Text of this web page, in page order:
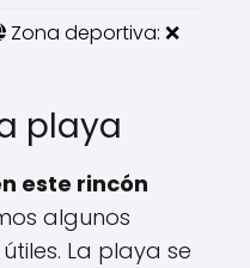
Zona deportiva: ❌
playa
este rincón
algunos
La playa se